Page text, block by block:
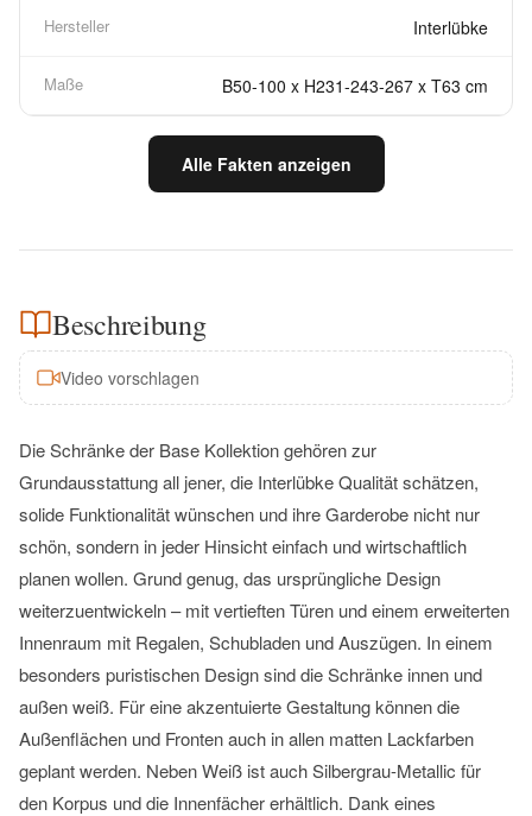
Hersteller Interlübke
Maße B50-100 x H231-243-267 x T63 cm
Alle Fakten anzeigen
Beschreibung
Video vorschlagen
Die Schränke der Base Kollektion gehören zur
Grundausstattung all jener, die Interlübke Qualität schätzen,
solide Funktionalität wünschen und ihre Garderobe nicht nur
schön, sondern in jeder Hinsicht einfach und wirtschaftlich
planen wollen. Grund genug, das ursprüngliche Design
weiterzuentwickeln – mit vertieften Türen und einem erweiterten
Innenraum mit Regalen, Schubladen und Auszügen. In einem
besonders puristischen Design sind die Schränke innen und
außen weiß. Für eine akzentuierte Gestaltung können die
Außenflächen und Fronten auch in allen matten Lackfarben
geplant werden. Neben Weiß ist auch Silbergrau-Metallic für
den Korpus und die Innenfächer erhältlich. Dank eines